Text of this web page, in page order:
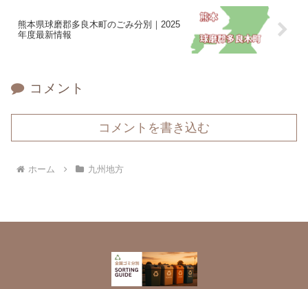
熊本県球磨郡多良木町のごみ分別｜2025
年度最新情報
コメント
コメントを書き込む
ホーム 九州地方